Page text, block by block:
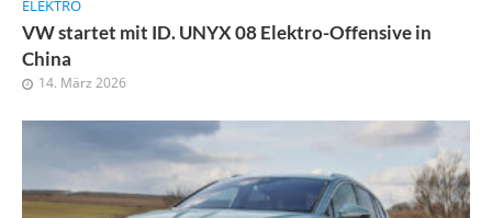
ELEKTRO
VW startet mit ID. UNYX 08 Elektro-Offensive in
China
14. März 2026